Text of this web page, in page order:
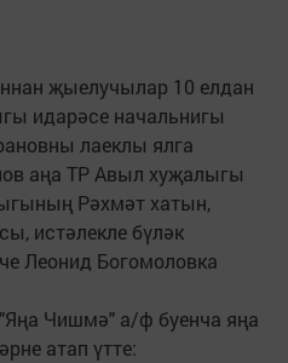
җыелучылар 10 елдан
идарәсе начальнигы
лаеклы ялга
аңа ТР Авыл хуҗалыгы
Рәхмәт хатын,
истәлекле бүләк
Леонид Богомоловка
Чишмә" а/ф буенча яңа
атап үтте: